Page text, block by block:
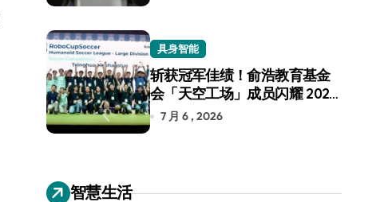
具身智能
斩获冠军佳绩！俞浩教育基金
会「天空工场」成员闪耀 2026
RoboCup 机器人世界杯
7 月 6 , 2026
智慧生活